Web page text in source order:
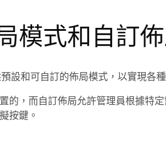
模式和自訂
設和可自訂的佈局模式，以實現各
的，而自訂佈局允許管理員根據特
按鍵。